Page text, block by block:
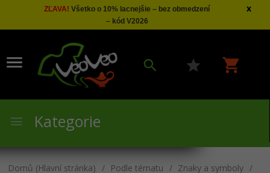
ZĽAVA! Všetko o 10% lacnejšie – bez obmedzení
– kód V2026
x
Kategorie
Domů (Hlavní stránka) Podle tématu Znaky a symboly